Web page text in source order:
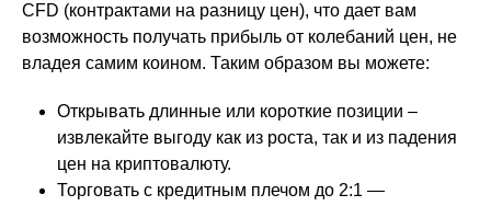
CFD (контрактами на разницу цен), что дает вам
возможность получать прибыль от колебаний цен, не
владея самим коином. Таким образом вы можете:
Открывать длинные или короткие позиции –
извлекайте выгоду как из роста, так и из падения
цен на криптовалюту.
Торговать с кредитным плечом до 2:1 —